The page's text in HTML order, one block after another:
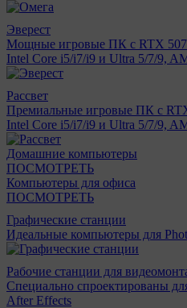
Эверест
Мощные игровые ПК с RTX
Intel Core i5/i7/i9 и Ultra 5/7/9,
Рассвет
Премиальные игровые ПК с
Intel Core i5/i7/i9 и Ultra 5/7/9,
Домашние компьютеры
ПОСМОТРЕТЬ
Компьютеры для офиса
ПОСМОТРЕТЬ
Графические станции
Идеальные компьютеры для
Рабочие станции для
Специально спроектированы
After Effects